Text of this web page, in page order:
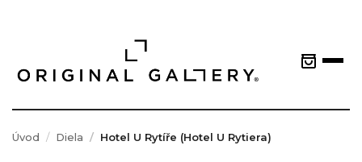
Úvod Diela Hotel U Rytíře (Hotel U Rytiera)